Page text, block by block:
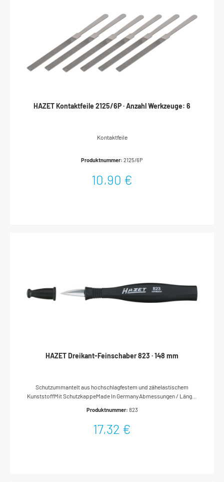
HAZET Kontaktfeile 2125/6P · Anzahl Werkzeuge: 6
Kontaktfeile
Produktnummer: 2125/6P
10,90 €
HAZET Dreikant-Feinschaber 823 · 148 mm
Schutzummantelt aus hochschlagfestem und zähelastischem
KunststoffMit SchutzkappeMade In GermanyAbmessungen / Länge:
Produktnummer: 823
17,32 €